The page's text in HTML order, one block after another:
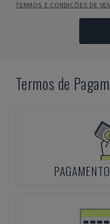
TERMOS E CONDIÇÕES DE
Termos de